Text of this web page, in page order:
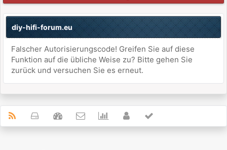
diy-hifi-forum.eu
Falscher Autorisierungscode! Greifen Sie auf diese
Funktion auf die übliche Weise zu? Bitte gehen Sie
zurück und versuchen Sie es erneut.